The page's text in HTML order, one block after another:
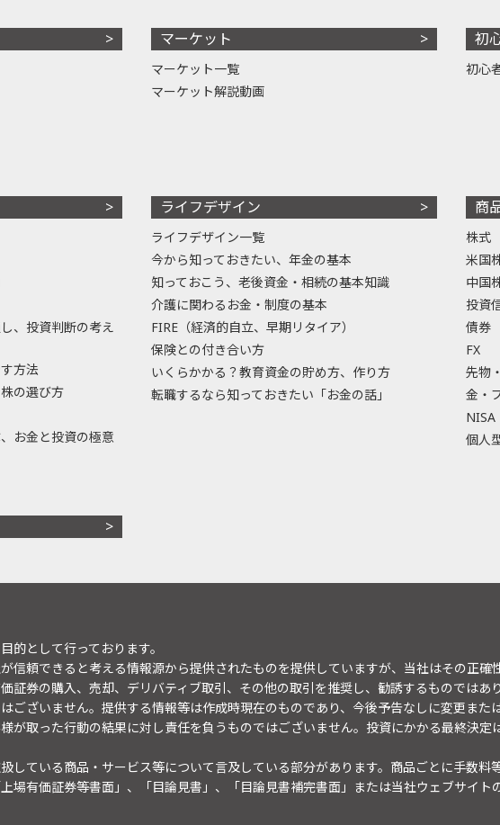
マーケット
マーケット一覧
マーケット解説動画
初
初心
、投資判断の考え
方法
の選び方
お金と投資の極意
ライフデザイン
ライフデザイン一覧
今から知っておきたい、年金の基本
知っておこう、老後資金・相続の基本知識
介護に関わるお金・制度の基本
FIRE（経済的自立、早期リタイア）
保険との付き合い方
いくらかかる？教育資金の貯め方、作り方
転職するなら知っておきたい「お金の話」
商
株式
米国
中国
投資
債券
FX
先物
金・
NISA
個人
的として行っております。
信頼できると考える情報源から提供されたものを提供していますが、当社はその正
証券の購入、売却、デリバティブ取引、その他の取引を推奨し、勧誘するものでは
ございません。提供する情報等は作成時現在のものであり、今後予告なしに変更また
が取った行動の結果に対し責任を負うものではございません。投資にかかる最終決
している商品・サービス等について言及している部分があります。商品ごとに手数料
上場有価証券等書面」、「目論見書」、「目論見書補完書面」または当社ウェブサイト